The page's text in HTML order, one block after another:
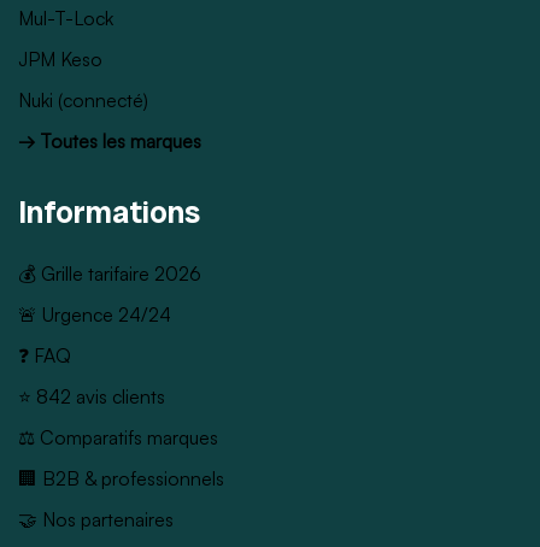
Mul-T-Lock
JPM Keso
Nuki (connecté)
→ Toutes les marques
Informations
💰 Grille tarifaire 2026
🚨 Urgence 24/24
❓ FAQ
⭐ 842 avis clients
⚖️ Comparatifs marques
🏢 B2B & professionnels
🤝 Nos partenaires